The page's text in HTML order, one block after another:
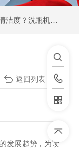
洗瓶机来解答！
发展趋势，为读
返回列表